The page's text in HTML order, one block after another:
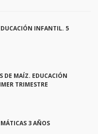
INFANTIL. 5
DE MAÍZ. EDUCACIÓN
TRIMESTRE
3 AÑOS